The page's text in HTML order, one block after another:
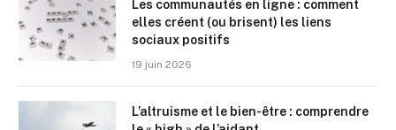
Les communautés en ligne : comment
elles créent (ou brisent) les liens
sociaux positifs
19 juin 2026
L’altruisme et le bien-être : comprendre